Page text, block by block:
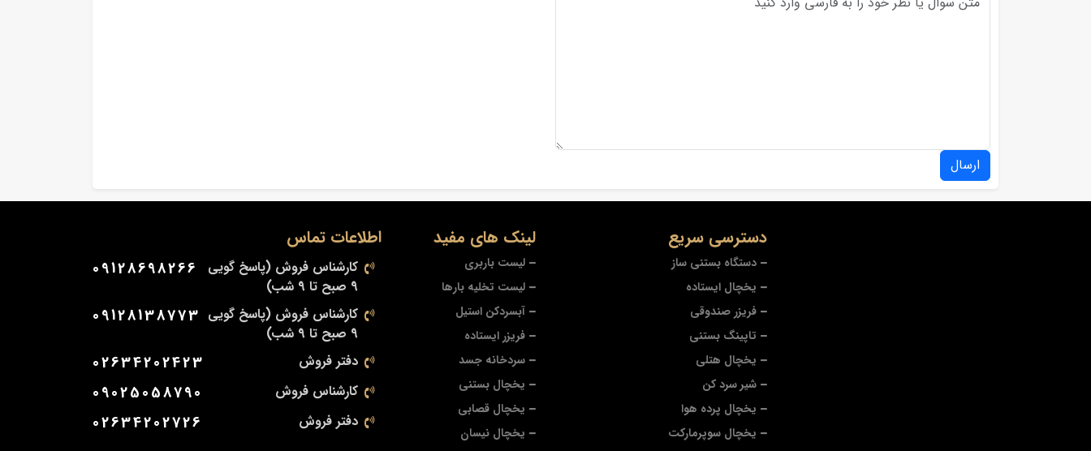
ارسال
دسترسی سریع
دستگاه بستنی ساز
یخچال ایستاده
فریزر صندوقی
تاپینگ بستنی
یخچال هتلی
شیر سرد کن
یخچال پرده هوا
یخچال سوپرمارکت
لینک های مفید
لیست باربری
لیست تخلیه بارها
آبسردکن استیل
فریزر ایستاده
سردخانه جسد
یخچال بستنی
یخچال قصابی
یخچال نیسان
اطلاعات تماس
کارشناس فروش (پاسخ گویی
9 صبح تا 9 شب)
09128698266
کارشناس فروش (پاسخ گویی
9 صبح تا 9 شب)
09128138773
دفتر فروش 02634202423
کارشناس فروش 09025058790
دفتر فروش 02634202726